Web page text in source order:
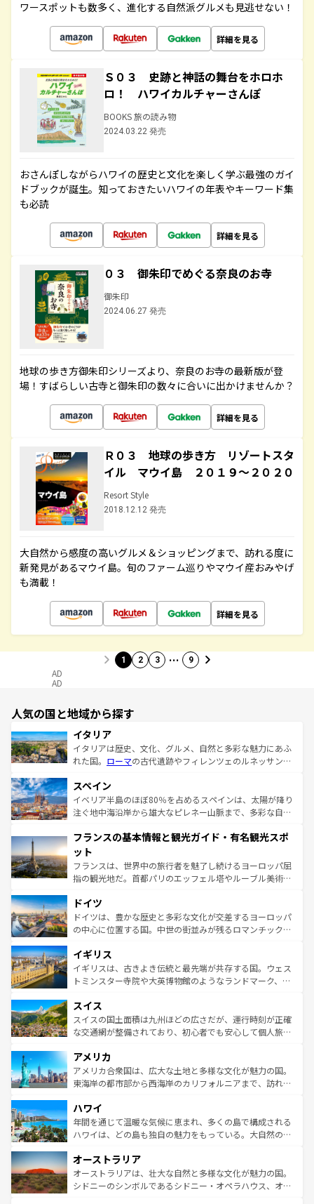
ワースポットも数多く、進化する自然派グルメも見逃せない！
詳細を見る
Ｓ０３ 史跡と神話の舞台をホロホ
ロ！ ハワイカルチャーさんぽ
BOOKS 旅の読み物
2024.03.22 発売
おさんぽしながらハワイの歴史と文化を楽しく学ぶ最強のガイ
ドブックが誕生。知っておきたいハワイの年表やキーワード集
も必読
詳細を見る
０３ 御朱印でめぐる奈良のお寺
御朱印
2024.06.27 発売
地球の歩き方御朱印シリーズより、奈良のお寺の最新版が登
場！すばらしい古寺と御朱印の数々に合いに出かけませんか？
詳細を見る
Ｒ０３ 地球の歩き方 リゾートスタ
イル マウイ島 ２０１９～２０２０
Resort Style
2018.12.12 発売
大自然から感度の高いグルメ＆ショッピングまで、訪れる度に
新発見があるマウイ島。旬のファーム巡りやマウイ産おみやげ
も満載！
詳細を見る
1 2 3 … 9
AD
AD
人気の国と地域から探す
イタリア
イタリアは歴史、文化、グルメ、自然と多彩な魅力にあふ
れた国。 ローマの古代遺跡やフィレンツェのルネッサンス
ろん、トスカーナの美しい田園風景やアマルフィ海岸の絶
景など、自然景観も見逃せない。観光の合間には、本場の
ピザやパスタなど、絶品のイタリア料理を堪能することも
ませてくれるイタリアで、忘れられない旅をしてみよう！
なお、新着のイタリア情報は
しい。
スペイン
イベリア半島のほぼ80％を占めるスペインは、太陽が降り
注ぐ地中海沿岸から雄大なピレネー山脈まで、多彩な自然
文化が根付くこの国では、情熱的なフラメンコ、熱気あふ
れる闘牛、そして美味しいタパスが生活の一部となってい
る。首都マドリードの洗練された雰囲気や、バルセロナの
アートに溢れた街角から、地方では古代ローマ遺跡や中世
せる。地方によって風土や気候が異なるスペインはその個
性で訪れる人を魅了する。 なお、新着のスペイン情報は コ
ンテンツ一覧を参照してほしい。
フランスの基本情報と観光ガイド・有名観光スポ
ット
フランスは、世界中の旅行者を魅了し続けるヨーロッパ屈
指の観光地だ。首都パリのエッフェル塔やルーブル美術館
で、幅広い魅力が詰まっている。華麗な宮殿、歴史的な大
聖堂、美しいビーチ、そして豊かな自然が、訪れる者を心
から魅了する。また、フランスは美食の国としても知ら
いる。シャンパンの発祥地であるランス、プロヴァンスの
香り高いラベンダー畑など、多彩な楽しみ方が可能だ。さ
らに、パリ以外の地域にも魅力が溢れており、どの街角に
れる地方に足を運ぶとそれぞれで全く異なる文化を体験で
きるだろう。 なお、新着のフランス情報はコンテンツ一覧
を参照してほしい。
ドイツ
ドイツは、豊かな歴史と多彩な文化が交差するヨーロッパ
の中心に位置する国。中世の街並みが残るロマンチック街
顔を持つこの国は、どこを歩いても飽きることがない。ベ
ルリンの文化的活気、バイエルン州のアルプスの絶景、そ
してライン川沿いのワイン畑といった風景は必見。ビール
は、お酒好きな人にはぜひ体験してほしい。 なお、新着の
ドイツ情報はコンテンツ一覧を参照してほしい。
イギリス
イギリスは、古きよき伝統と最先端が共存する国。ウェス
トミンスター寺院や大英博物館のようなランドマーク、歴
リアごとに異なる魅力がある。また、優雅なアフタヌーン
ティー、ビール好きにはたまらない英国パブ、サッカー観
戦など、本場だからこそできる体験も豊富。イギリスを旅
ンツ一覧を参照してほしい。
スイス
スイスの国土面積は九州ほどの広さだが、運行時刻が正確
な交通網が整備されており、初心者でも安心して個人旅行
の建物がそのまま残る町や、スイスならではのユニークな
博物館もあり、アルプス観光だけでなく町歩きも満喫する
ことができる。国民の所得が高いため物価も高いが、旅行
ば市内交通費無料で観光を楽しむこともできる。 なお、新
着のスイス情報はコンテンツ一覧 を参照してほしい。
アメリカ
アメリカ合衆国は、広大な土地と多様な文化が魅力の国。
東海岸の都市部から西海岸のカリフォルニアまで、訪れる
のような巨大都市は、観光、ショッピング、エンターテイ
ンメントが詰まった刺激的なスポットだ。一方、アメリカ
西部には大自然が広がり、グランドキャニオンやイエロー
部のニューオーリンズでは、音楽と美食が融合した独特の
文化が魅力。旅行者はアメリカの各地域で異なる魅力を楽
しみながら、その多様性と豊かな歴史を感じることができ
ハワイ
年間を通じて温暖な気候に恵まれ、多くの島で構成される
ハワイは、どの島も独自の魅力をもっている。大自然の神
ワイ島は見逃せない。また、定番の観光地といえばオアフ
島だが、静かな自然を求めるならマウイ島やカウアイ島が
おすすめ。エメラルドグリーンに輝く海をはじめ、豊かな
オーストラリア
オーストラリアは、壮大な自然と多様な文化が魅力の国。
シドニーのシンボルであるシドニー・オペラハウス、オー